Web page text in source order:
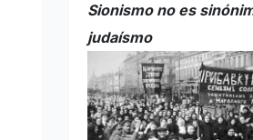
Sionismo no es
judaísmo